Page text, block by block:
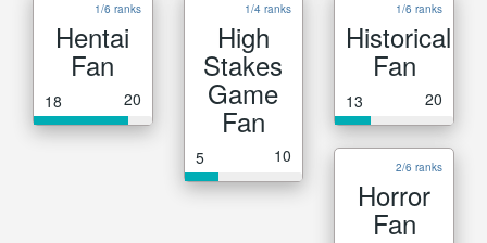
1/6 ranks
Hentai
Fan
18 20
1/4 ranks
High
Stakes
Game
Fan
5 10
1/6 ranks
Historical
Fan
13 20
2/6 ranks
Horror
Fan